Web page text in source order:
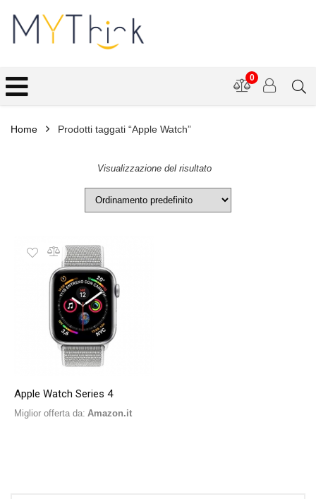
0
Home Prodotti taggati “Apple Watch”
Visualizzazione del risultato
Apple Watch Series 4
Miglior offerta da: Amazon.it